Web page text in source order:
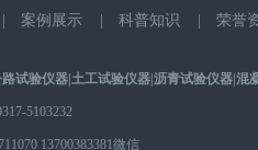
案例展示 科普知识 荣誉
试验仪器 土工试验仪器 沥青试验仪器 混
5103232
13700383381微信